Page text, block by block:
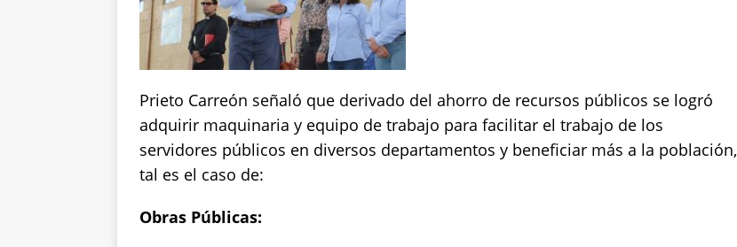
Prieto Carreón señaló que derivado del ahorro de recursos públicos se logró
adquirir maquinaria y equipo de trabajo para facilitar el trabajo de los
servidores públicos en diversos departamentos y beneficiar más a la población,
tal es el caso de:
Obras Públicas: